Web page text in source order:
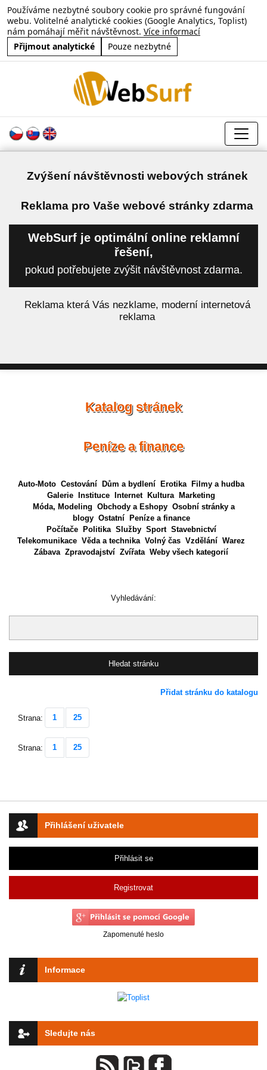
Používáme nezbytné soubory cookie pro správné fungování
webu. Volitelné analytické cookies (Google Analytics, Toplist)
nám pomáhají měřit návštěvnost. Více informací
Přijmout analytické
Pouze nezbytné
Zvýšení návštěvnosti webových stránek
Reklama pro Vaše webové stránky zdarma
WebSurf je optimální online reklamní
řešení,
pokud potřebujete zvýšit návštěvnost zdarma.
Reklama která Vás nezklame, moderní internetová
reklama
Přihlášení uživatele
Přihlásit se
Registrovat
Zapomenuté heslo
Informace
Sledujte nás
Katalog stránek
Peníze a finance
Auto-Moto Cestování Dům a bydlení Erotika
Filmy a hudba
Galerie
Instituce Internet Kultura
Marketing
Móda, Modeling Obchody a Eshopy Osobní stránky a
blogy Ostatní
Peníze a finance
Počítače
Politika Služby Sport Stavebnictví
Telekomunikace Věda a technika Volný čas Vzdělání Warez
Zábava Zpravodajství Zvířata Weby všech kategorií
Vyhledávání:
Přidat stránku do katalogu
Strana: 1 25
Strana: 1 25